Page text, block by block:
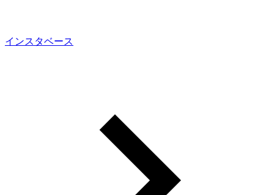
インスタベース